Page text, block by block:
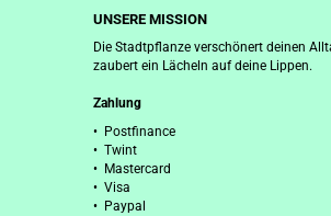
UNSERE MISSION
Die Stadtpflanze verschönert deinen
zaubert ein Lächeln auf deine Lippen.
Zahlung
• Postfinance
• Twint
• Mastercard
• Visa
• Paypal